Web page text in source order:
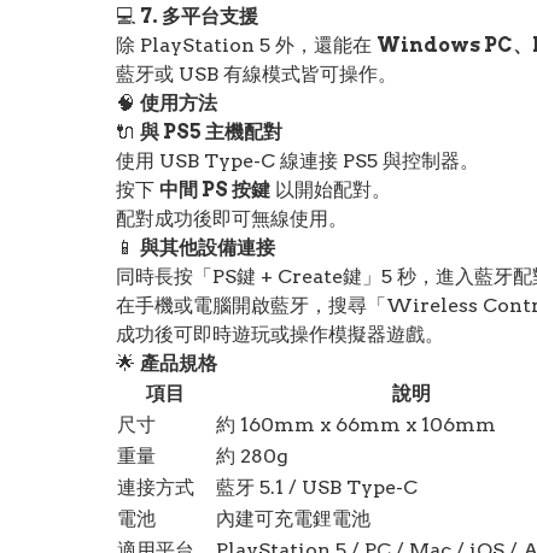
💻 7. 多平台支援
除 PlayStation 5 外，還能在 Windows PC
藍牙或 USB 有線模式皆可操作。
🧠 使用方法
🔌 與 PS5 主機配對
使用 USB Type-C 線連接 PS5 與控制器。
按下 中間 PS 按鍵 以開始配對。
配對成功後即可無線使用。
📱 與其他設備連接
同時長按「PS鍵 + Create鍵」5 秒，進入藍牙配
在手機或電腦開啟藍牙，搜尋「Wireless
成功後可即時遊玩或操作模擬器遊戲。
🌟 產品規格
項目
說明
尺寸
約 160mm x 66mm x 106mm
重量
約 280g
連接方式
藍牙 5.1 / USB Type-C
電池
內建可充電鋰電池